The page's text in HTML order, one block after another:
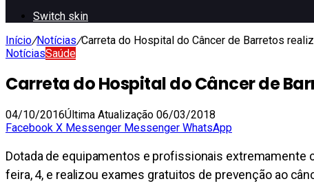
Switch skin
Início/Notícias/Carreta do Hospital do Câncer de Barretos
NotíciasSaúde
Carreta do Hospital do Câncer de
04/10/2016Última Atualização 06/03/2018
Facebook X Messenger Messenger WhatsApp
Dotada de equipamentos e profissionais extremamente
feira, 4, e realizou exames gratuitos de prevenção ao